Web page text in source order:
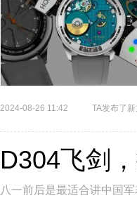
2024-08-26 11:42 TA发布了
D304飞剑
八一前后是最适合讲中国‬